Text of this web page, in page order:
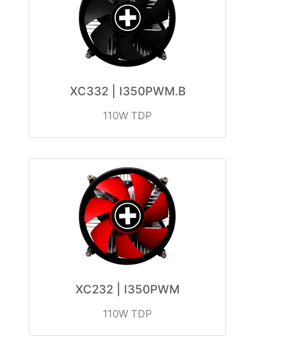
XC332 | I350PWM.B
110W TDP
XC232 | I350PWM
110W TDP